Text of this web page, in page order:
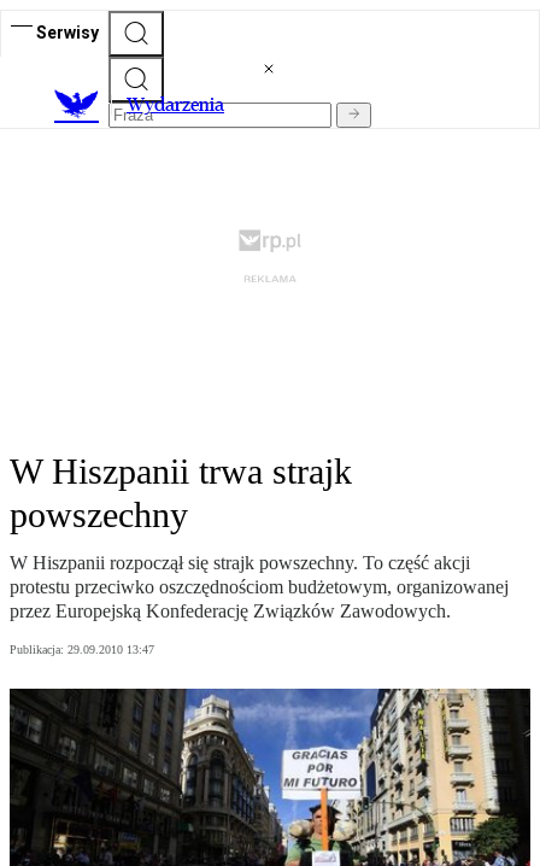
Serwisy
Wydarzenia
W Hiszpanii trwa strajk
powszechny
W Hiszpanii rozpoczął się strajk powszechny. To część akcji
protestu przeciwko oszczędnościom budżetowym, organizowanej
przez Europejską Konfederację Związków Zawodowych.
Publikacja: 29.09.2010 13:47